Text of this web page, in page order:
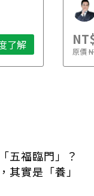
了解 原價
五福臨門」？
其實是「養」